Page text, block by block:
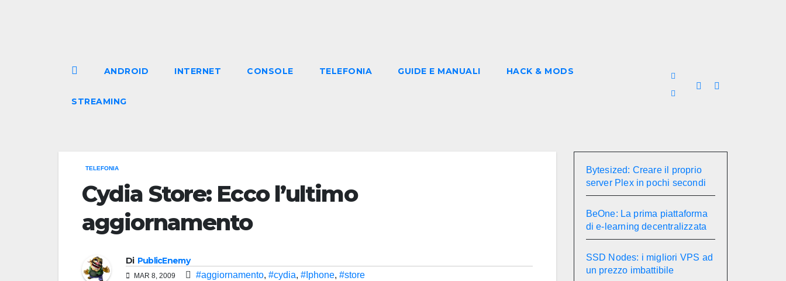
ANDROID INTERNET CONSOLE TELEFONIA GUIDE E MANUALI HACK & MODS
STREAMING
TELEFONIA
Cydia Store: Ecco l’ultimo
aggiornamento
Di PublicEnemy
MAR 8, 2009 #aggiornamento, #cydia, #Iphone, #store
Bytesized: Creare il proprio
server Plex in pochi secondi
BeOne: La prima piattaforma
di e-learning decentralizzata
SSD Nodes: i migliori VPS ad
un prezzo imbattibile